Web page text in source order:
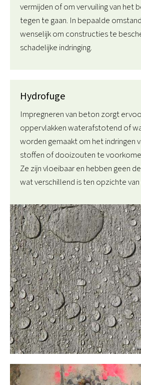
vermijden of om vervuiling van het
tegen te gaan. In bepaalde
wenselijk om constructies te
schadelijke indringing.
Hydrofuge
Impregneren van beton zorgt
oppervlakken waterafstotend of
worden gemaakt om het indringen
stoffen of dooizouten te
Ze zijn vloeibaar en hebben geen
wat verschillend is ten opzichte